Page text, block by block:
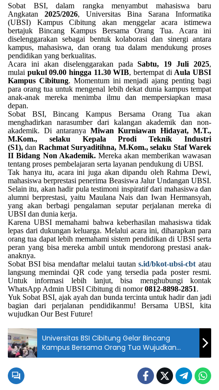
Sobat BSI, dalam rangka menyambut mahasiswa baru
Angkatan 2025/2026, Universitas Bina Sarana Informatika
(UBSI) Kampus Cibitung akan menggelar acara istimewa
bertajuk Bincang Kampus Bersama Orang Tua. Acara ini
diselenggarakan sebagai bentuk kolaborasi dan sinergi antara
kampus, mahasiswa, dan orang tua dalam mendukung proses
pendidikan yang berkualitas.
Acara ini akan diselenggarakan padaSabtu, 19 Juli 2025,
mulai pukul 09.00 hingga 11.30 WIB, bertempat di Aula UBSI
Kampus Cibitung. Momentum ini menjadi ajang penting bagi
para orang tua untuk mengenal lebih dekat dunia kampus tempat
anak-anak mereka menimba ilmu dan mempersiapkan masa
depan.
Sobat BSI, Bincang Kampus Bersama Orang Tua akan
menghadirkan narasumber dari kalangan akademik dan non-
akademik. Di antaranya Miwan Kurniawan Hidayat, M.T.,
M.Kom., selaku Kepala Prodi Teknik Industri
(S1), dan Rachmat Suryaditihna, M.Kom., selaku Staf Warek
II Bidang Non Akademik.Mereka akan memberikan wawasan
tentang proses pembelajaran serta layanan pendukung di UBSI.
Tak hanya itu, acara ini juga akan dipandu oleh Rahma Dewi,
mahasiswa berprestasi penerima Beasiswa Jalur Undangan UBSI.
Selain itu, akan hadir pula testimoni inspiratif dari mahasiswa dan
alumni berprestasi, yaitu Maulana Nais dan Iwan Hermansyah,
yang akan berbagi pengalaman seputar perjalanan mereka di
UBSI dan dunia kerja.
Karena UBSI memahami bahwa keberhasilan mahasiswa tidak
lepas dari dukungan keluarga. Melalui acara ini, diharapkan para
orang tua dapat lebih memahami sistem pendidikan di UBSI serta
peran yang bisa mereka ambil untuk mendorong prestasi anak-
anaknya.
Sobat BSI bisa mendaftar melalui tautans.id/bkot-ubsi-cbt atau
langsung memindai QR code yang tersedia pada poster resmi.
Untuk informasi lebih lanjut, bisa menghubungi kontak
WhatsApp Admin UBSI Cibitung di nomor0812-8898-2851.
Yuk Sobat BSI, ajak ayah dan bunda tercinta untuk hadir dan jadi
bagian dari perjalanan pendidikanmu! Bersama UBSI, kita
wujudkan Our Best Future!
Universitas BSI Cibitung Gelar Bincang
Kampus Bersama Orang Tua Wujudkan
Masa Depan untuk Kesuksesan Mahasiswa